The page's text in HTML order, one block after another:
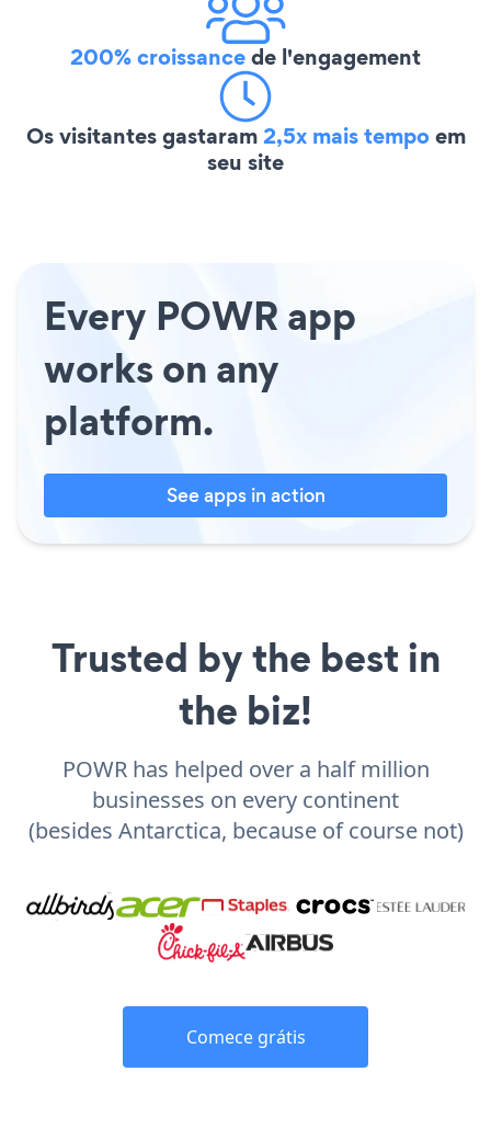
200% croissancede l'engagement
Os visitantes gastaram2,5x mais tempoem
seu site
Every POWR app
works on any
platform.
See apps in action
Trusted by the best in
the biz!
POWR has helped over a half million
businesses on every continent
(besides Antarctica, because of course not)
Comece grátis